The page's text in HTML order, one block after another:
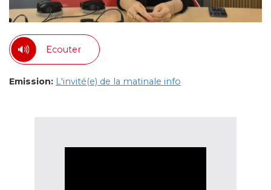
Ecouter
Emission: L'invité(e) de la matinale info